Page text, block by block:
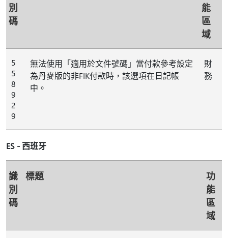
別
碼
能
區
域
5
5
8
9
2
9
無法使用「適用於文件號碼」當付款參考設定
為丹麥版的非FIK付款時，該選項在日記帳
中。
財
務
ES - 西班牙
識
別
碼
標題
功
能
區
域